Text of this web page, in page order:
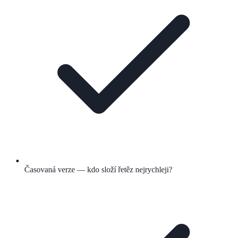
Časovaná verze — kdo složí řetěz nejrychleji?